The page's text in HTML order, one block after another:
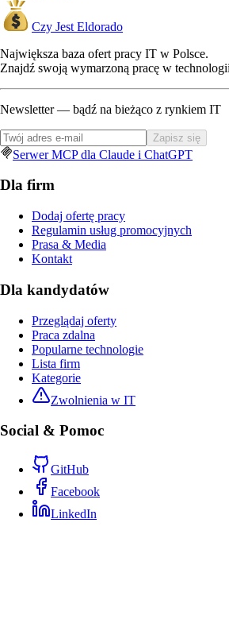
Czy Jest Eldorado
Największa baza ofert pracy IT w Polsce.
Znajdź swoją wymarzoną pracę w
Newsletter — bądź na bieżąco z rynkiem IT
Zapisz się
Serwer MCP dla Claude i ChatGPT
Dla firm
Dodaj ofertę pracy
Regulamin usług promocyjnych
Prasa & Media
Kontakt
Dla kandydatów
Przeglądaj oferty
Praca zdalna
Popularne technologie
Lista firm
Kategorie
Zwolnienia w IT
Social & Pomoc
GitHub
Facebook
LinkedIn